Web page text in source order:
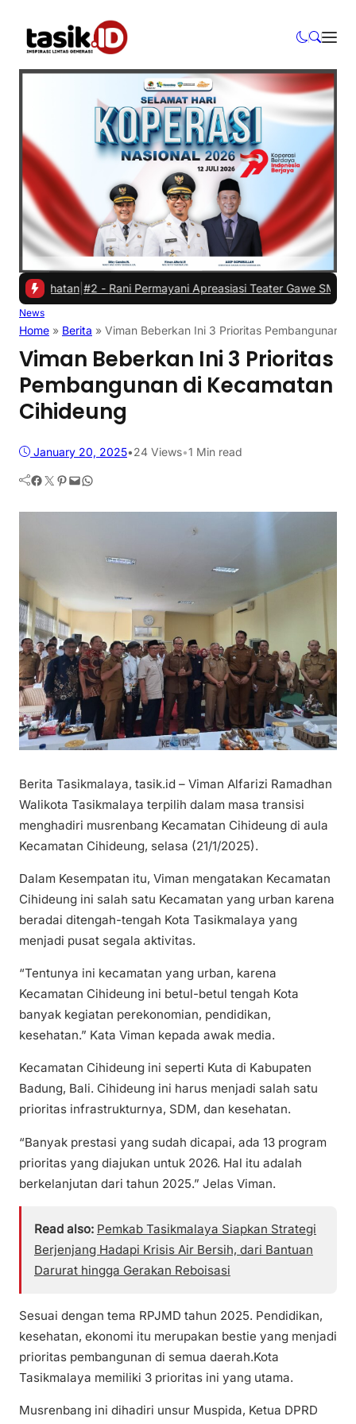
|#2 -Rani Permayani Apreasiasi Teater Gawe SMKN 3
News
Home » Berita » Viman Beberkan Ini 3 Prioritas Pembangunan
Viman Beberkan Ini 3 Prioritas
Pembangunan di Kecamatan
Cihideung
January 20, 2025•24 Views•1 Min read
Facebook Twitter Pinterest Mail WhatsApp
Berita Tasikmalaya, tasik.id – Viman Alfarizi Ramadhan
Walikota Tasikmalaya terpilih dalam masa transisi
menghadiri musrenbang Kecamatan Cihideung di aula
Kecamatan Cihideung, selasa (21/1/2025).
Dalam Kesempatan itu, Viman mengatakan Kecamatan
Cihideung ini salah satu Kecamatan yang urban karena
beradai ditengah-tengah Kota Tasikmalaya yang
menjadi pusat segala aktivitas.
“Tentunya ini kecamatan yang urban, karena
Kecamatan Cihideung ini betul-betul tengah Kota
banyak kegiatan perekonomian, pendidikan,
kesehatan.” Kata Viman kepada awak media.
Kecamatan Cihideung ini seperti Kuta di Kabupaten
Badung, Bali. Cihideung ini harus menjadi salah satu
prioritas infrastrukturnya, SDM, dan kesehatan.
“Banyak prestasi yang sudah dicapai, ada 13 program
prioritas yang diajukan untuk 2026. Hal itu adalah
berkelanjutan dari tahun 2025.” Jelas Viman.
Read also: Pemkab Tasikmalaya Siapkan Strategi
Berjenjang Hadapi Krisis Air Bersih, dari Bantuan
Darurat hingga Gerakan Reboisasi
Sesuai dengan tema RPJMD tahun 2025. Pendidikan,
kesehatan, ekonomi itu merupakan bestie yang menjadi
prioritas pembangunan di semua daerah.Kota
Tasikmalaya memiliki 3 prioritas ini yang utama.
Musrenbang ini dihadiri unsur Muspida, Ketua DPRD